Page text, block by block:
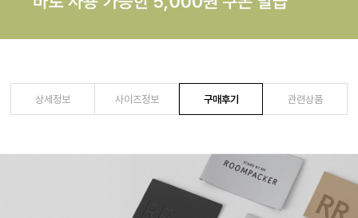
상세정보 사이즈정보 구매후기 관련상품